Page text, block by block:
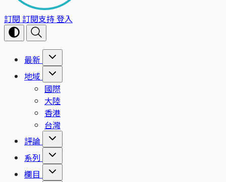
訂閱 訂閱支持登入
最新
地域
國際
大陸
香港
台灣
評論
系列
欄目